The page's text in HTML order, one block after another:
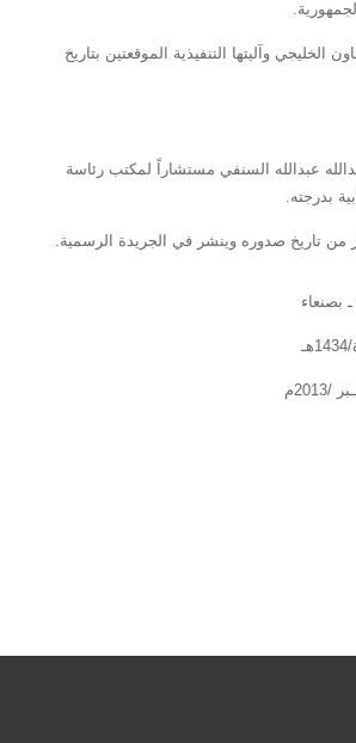
الخليجي وآليتها التنفيذية الموقعتين بتاريخ
عبدالله عبدالله السنفي مستشاراً لمكتب رئاسة
بدرجته.
بصنعاء